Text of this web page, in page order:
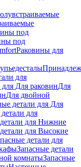
под
под
Pаковины для
для
Для раковинДля
Для двойной
детали для Для
для
для Нижние
для Высокие
детали для
Запасные детали
комнатыЗапасные